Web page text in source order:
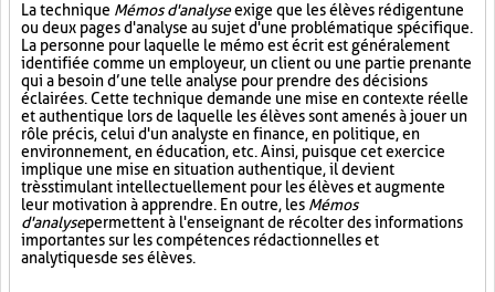
La technique Mémos d'analyseexige que les élèves rédigent une
ou deux pages d'analyse au sujet d'une problématique spécifique.
La personne pour laquelle le mémo est écrit est généralement
identifiée comme un employeur, un client ou une partie prenante
qui a besoin d’une telle analyse pour prendre des décisions
éclairées. Cette technique demande une mise en contexte réelle
et authentique lors de laquelle les élèves sont amenés à jouer un
rôle précis, celui d'un analyste en finance, en politique, en
environnement, en éducation, etc. Ainsi, puisque cet exercice
implique une mise en situation authentique, il devient
très stimulant intellectuellement pour les élèves et augmente
leur motivation à apprendre. En outre, les Mémos
d'analysepermettent à l'enseignant de récolter des informations
importantes sur les compétences rédactionnelles et
analytiques de ses élèves.